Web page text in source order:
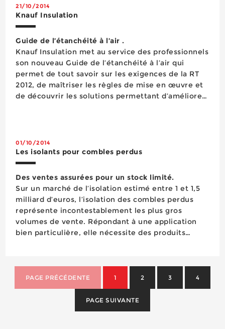
21/10/2014
Knauf Insulation
Guide de l’étanchéité à l’air .
Knauf Insulation met au service des professionnels
son nouveau Guide de l’étanchéité à l’air qui
permet de tout savoir sur les exigences de la RT
2012, de maîtriser les règles de mise en œuvre et
de découvrir les solutions permettant d’améliorer
01/10/2014
Les isolants pour combles perdus
Des ventes assurées pour un stock limité.
Sur un marché de l’isolation estimé entre 1 et 1,5
milliard d’euros, l’isolation des combles perdus
représente incontestablement les plus gros
volumes de vente. Répondant à une application
bien particulière, elle nécessite des produits
PAGE PRÉCÉDENTE 1 2 3 4
PAGE SUIVANTE